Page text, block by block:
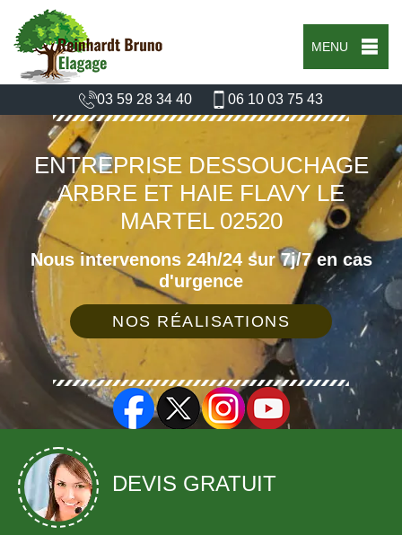
MENU
03 59 28 34 40 06 10 03 75 43
ENTREPRISE DESSOUCHAGE
ARBRE ET HAIE FLAVY LE
MARTEL 02520
Nous intervenons 24h/24 sur 7j/7 en cas
d'urgence
NOS RÉALISATIONS
DEVIS GRATUIT